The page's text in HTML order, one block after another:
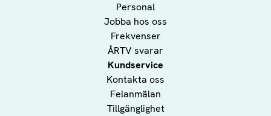
Personal
Jobba hos oss
Frekvenser
ÅRTV svarar
Kundservice
Kontakta oss
Felanmälan
Tillgänglighet